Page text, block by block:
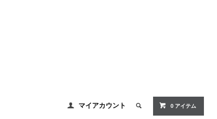
マイアカウント 0 アイテム